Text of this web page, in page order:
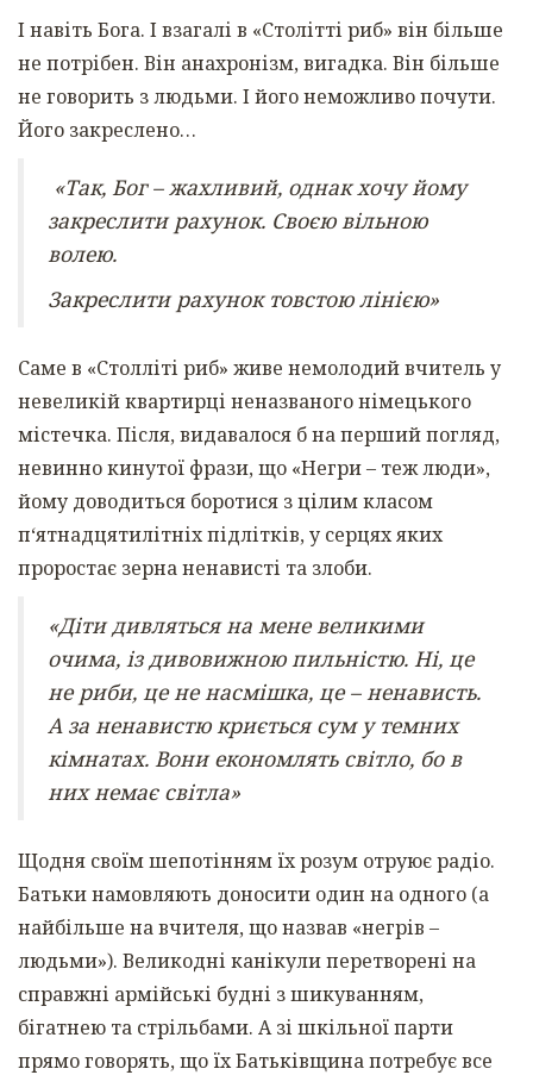
І навіть Бога. І взагалі в «Столітті риб» він більше
не потрібен. Він анахронізм, вигадка. Він більше
не говорить з людьми. І його неможливо почути.
Його закреслено…
«Так, Бог – жахливий, однак хочу йому
закреслити рахунок. Своєю вільною
волею.
Закреслити рахунок товстою лінією»
Саме в «Столліті риб» живе немолодий вчитель у
невеликій квартирці неназваного німецького
містечка. Після, видавалося б на перший погляд,
невинно кинутої фрази, що «Негри – теж люди»,
йому доводиться боротися з цілим класом
п‘ятнадцятилітніх підлітків, у серцях яких
проростає зерна ненависті та злоби.
«Діти дивляться на мене великими
очима, із дивовижною пильністю. Ні, це
не риби, це не насмішка, це – ненависть.
А за ненавистю криється сум у темних
кімнатах. Вони економлять світло, бо в
них немає світла»
Щодня своїм шепотінням їх розум отруює радіо.
Батьки намовляють доносити один на одного (а
найбільше на вчителя, що назвав «негрів –
людьми»). Великодні канікули перетворені на
справжні армійські будні з шикуванням,
бігатнею та стрільбами. А зі шкільної парти
прямо говорять, що їх Батьківщина потребує все